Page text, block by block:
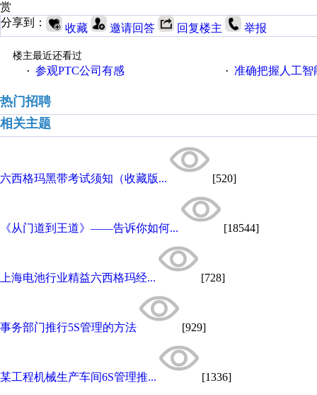
赏
分享到：
收藏 邀请回答 回复楼主 举报
楼主最近还看过
· 参观PTC公司有感 · 准确把握人工
热门招聘
相关主题
六西格玛黑带考试须知（收藏版... [520]
《从门道到王道》——告诉你如何... [18544]
上海电池行业精益六西格玛经... [728]
事务部门推行5S管理的方法 [929]
某工程机械生产车间6S管理推... [1336]